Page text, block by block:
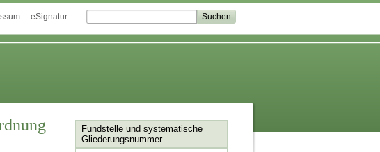
eSignatur
Fundstelle und systematische
Gliederungsnummer